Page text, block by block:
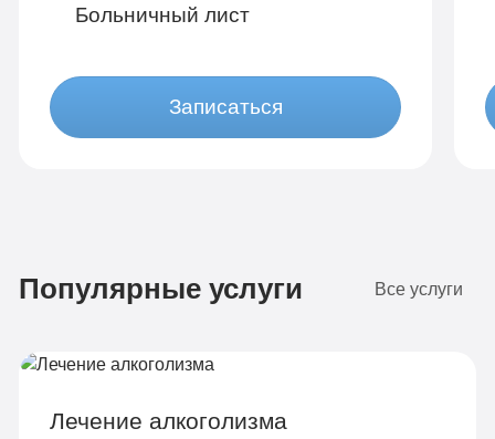
Больничный лист
Записаться
4-х местная комната
Групповая терапия
Популярные услуги Все услуги
Лечение алкоголизма